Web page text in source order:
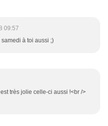
09:57
à toi aussi ;)
très jolie celle-ci aussi !<br />